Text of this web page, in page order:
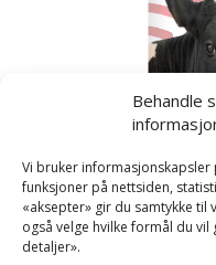
Behandle
Vi bruker
funksjoner på nettsiden,
«aksepter» gir du samtykke til
også velge hvilke formål du vil
detaljer».Kusignal